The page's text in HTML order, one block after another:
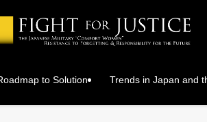
to Solution Trends in Japan and